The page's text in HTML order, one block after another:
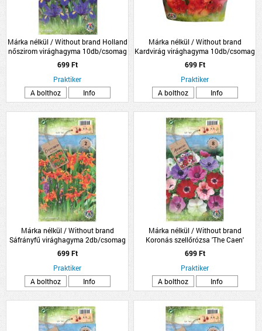
Márka nélkül / Without brand Holland
nőszirom virághagyma 10db/csomag
kék
699 Ft
Praktiker
A bolthoz
Info
Márka nélkül / Without brand
Kardvirág virághagyma 10db/csomag
piros
699 Ft
Praktiker
A bolthoz
Info
Márka nélkül / Without brand
Sáfrányfű virághagyma 2db/csomag
699 Ft
Praktiker
A bolthoz
Info
Márka nélkül / Without brand
Koronás szellőrózsa 'The Caen'
virághagyma színkeverék
8db/csomag
699 Ft
Praktiker
A bolthoz
Info